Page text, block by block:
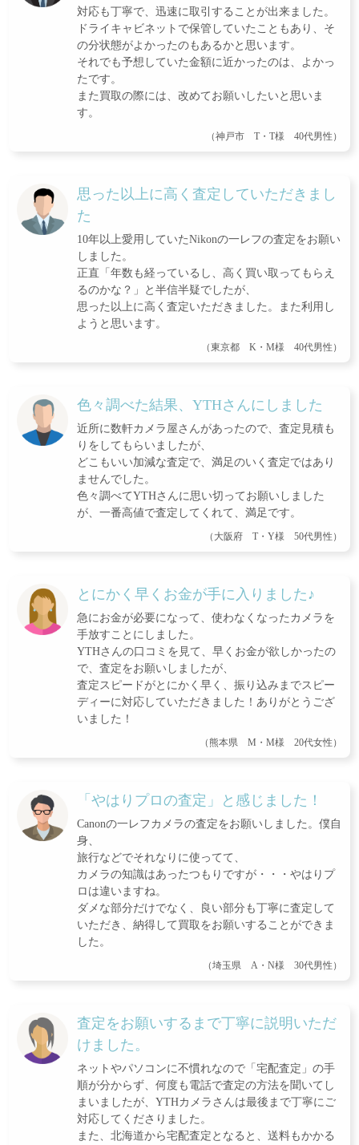
対応も丁寧で、迅速に取引することが出来ました。
ドライキャビネットで保管していたこともあり、そ
の分状態がよかったのもあるかと思います。
それでも予想していた金額に近かったのは、よかっ
たです。
また買取の際には、改めてお願いしたいと思いま
す。
（神戸市 T・T様 40代男性）
思った以上に高く査定していただきまし
た
10年以上愛用していたNikonの一レフの査定をお願い
しました。
正直「年数も経っているし、高く買い取ってもらえ
るのかな？」と半信半疑でしたが、
思った以上に高く査定いただきました。また利用し
ようと思います。
（東京都 K・M様 40代男性）
色々調べた結果、YTHさんにしました
近所に数軒カメラ屋さんがあったので、査定見積も
りをしてもらいましたが、
どこもいい加減な査定で、満足のいく査定ではあり
ませんでした。
色々調べてYTHさんに思い切ってお願いしました
が、一番高値で査定してくれて、満足です。
（大阪府 T・Y様 50代男性）
とにかく早くお金が手に入りました♪
急にお金が必要になって、使わなくなったカメラを
手放すことにしました。
YTHさんの口コミを見て、早くお金が欲しかったの
で、査定をお願いしましたが、
査定スピードがとにかく早く、振り込みまでスピー
ディーに対応していただきました！ありがとうござ
いました！
（熊本県 M・M様 20代女性）
「やはりプロの査定」と感じました！
Canonの一レフカメラの査定をお願いしました。僕自
身、
旅行などでそれなりに使ってて、
カメラの知識はあったつもりですが・・・やはりプ
ロは違いますね。
ダメな部分だけでなく、良い部分も丁寧に査定して
いただき、納得して買取をお願いすることができま
した。
（埼玉県 A・N様 30代男性）
査定をお願いするまで丁寧に説明いただ
けました。
ネットやパソコンに不慣れなので「宅配査定」の手
順が分からず、何度も電話で査定の方法を聞いてし
まいましたが、YTHカメラさんは最後まで丁寧にご
対応してくださりました。
また、北海道から宅配査定となると、送料もかかる